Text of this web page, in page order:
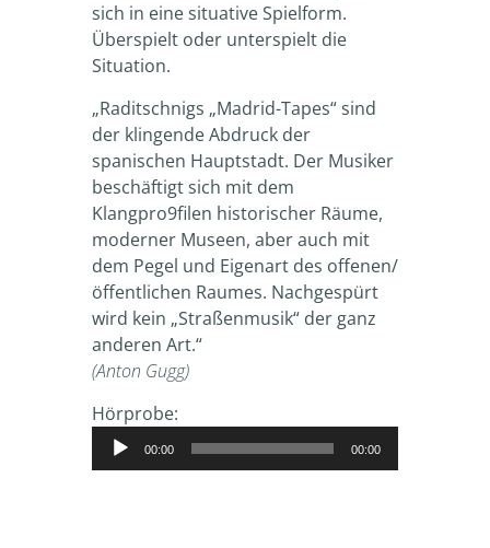
sich in eine situative Spielform.
Überspielt oder unterspielt die
Situation.
„Raditschnigs „Madrid-Tapes“ sind
der klingende Abdruck der
spanischen Hauptstadt. Der Musiker
beschäftigt sich mit dem
Klangpro9filen historischer Räume,
moderner Museen, aber auch mit
dem Pegel und Eigenart des offenen/
öffentlichen Raumes. Nachgespürt
wird kein „Straßenmusik“ der ganz
anderen Art.“
(Anton Gugg)
Hörprobe:
Audio-
Player 00:00 00:00